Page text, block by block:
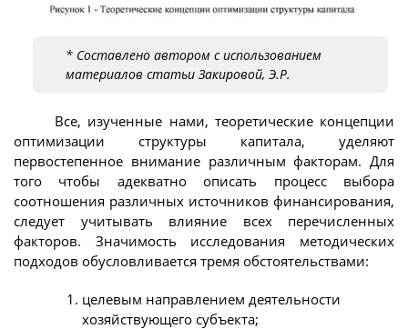
* Составлено автором с использованием
материалов статьи Закировой, Э.Р.
Все, изученные нами, теоретические концепции
оптимизации структуры капитала, уделяют
первостепенное внимание различным факторам. Для
того чтобы адекватно описать процесс выбора
соотношения различных источников финансирования,
следует учитывать влияние всех перечисленных
факторов. Значимость исследования методических
подходов обусловливается тремя обстоятельствами:
целевым направлением деятельности
хозяйствующего субъекта;